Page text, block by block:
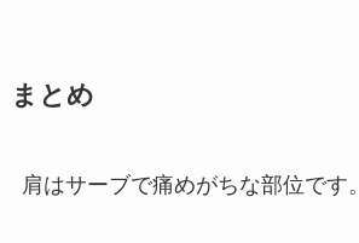
まとめ
肩はサーブで痛めがちな部位です。